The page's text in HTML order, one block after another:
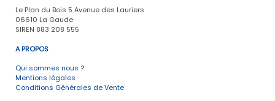
Le Plan du Bois 5 Avenue des Lauriers
06610 La Gaude
SIREN 883 208 555
A PROPOS
Qui sommes nous ?
Mentions légales
Conditions Générales de Vente